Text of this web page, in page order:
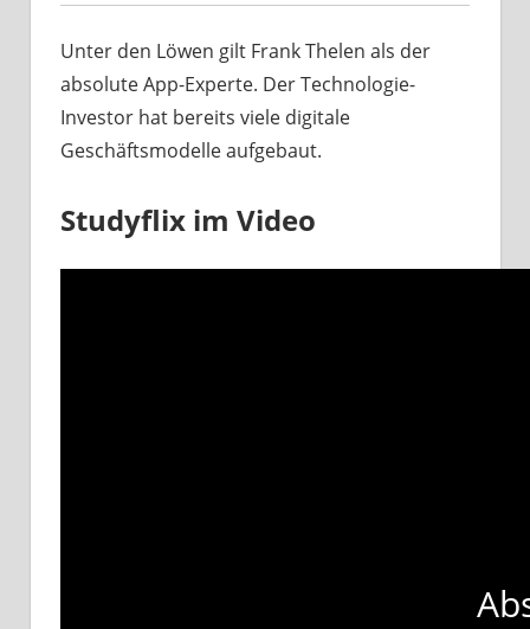
Unter den Löwen gilt Frank Thelen als der
absolute App-Experte. Der Technologie-
Investor hat bereits viele digitale
Geschäftsmodelle aufgebaut.
Studyflix im Video